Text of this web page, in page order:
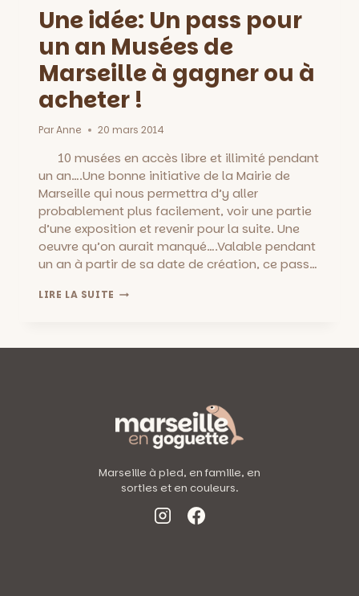
Une idée: Un pass pour
un an Musées de
Marseille à gagner ou à
acheter !
ParAnne 20 mars 2014
10 musées en accès libre et illimité pendant
un an….Une bonne initiative de la Mairie de
Marseille qui nous permettra d’y aller
probablement plus facilement, voir une partie
d’une exposition et revenir pour la suite. Une
oeuvre qu’on aurait manqué….Valable pendant
un an à partir de sa date de création, ce pass…
LIRE LA SUITE UNE
POUR
MARSEILLE
À
GAGNER
À
ACHETER
Marseille à pied, en famille, en
sorties et en couleurs.